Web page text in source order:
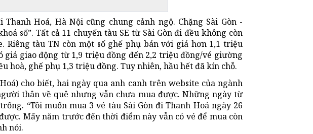
Hoá, Hà Nội cũng chung cảnh ngộ. Chặng Sài Gòn -
sổ”. Tất cả 11 chuyến tàu SE từ Sài Gòn đi đều không còn
Riêng tàu TN còn một số ghế phụ bán với giá hơn 1,1 triệu
giá giao động từ 1,9 triệu đồng đến 2,2 triệu đồng/vé giường
hoà, ghế phụ 1,3 triệu đồng. Tuy nhiên, hầu hết đã kín chỗ.
cho biết, hai ngày qua anh canh trên website của ngành
thân về quê nhưng vẫn chưa mua được. Những ngày từ
“Tôi muốn mua 3 vé tàu Sài Gòn đi Thanh Hoá ngày 26
Mấy năm trước đến thời điểm này vẫn có vé để mua còn
nói.